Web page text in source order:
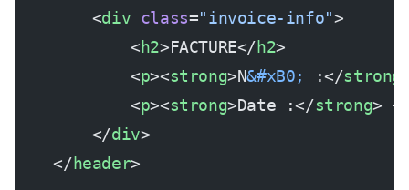
        <
div class="invoice-info">
            <
h2>FACTURE</h2>
            <
p><strong>N&#xB0; :</strong
            <
p><strong>Date :</strong>
        </
div>
    </
header>